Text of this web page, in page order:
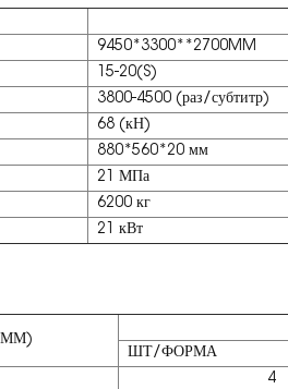
9450*3300**2700MM
15-20(S)
3800-4500 (раз/субтитр)
68 (кН)
880*560*20 мм
21 МПа
6200 кг
21 кВт
ШТ/ФОРМА
4